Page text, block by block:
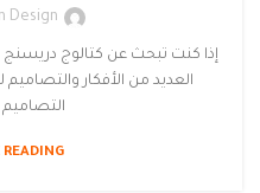
Design
إذا كنت تبحث عن كتالوج
العديد من الأفكار
التصاميم